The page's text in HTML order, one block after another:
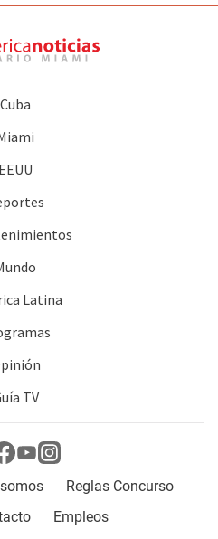
Cuba
EEUU
Latina
TV
Reglas Concurso
Empleos